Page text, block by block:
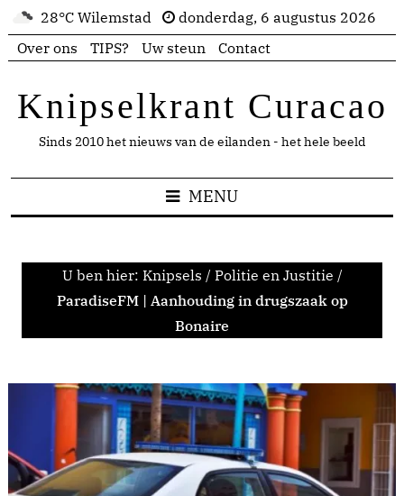
28°C Wilemstad
donderdag, 6 augustus 2026
Over ons
TIPS? Uw steun Contact
Knipselkrant Curacao
Sinds 2010 het nieuws van de eilanden - het hele beeld
MENU
U ben hier: Knipsels / Politie en Justitie /
ParadiseFM | Aanhouding in drugszaak op
Bonaire